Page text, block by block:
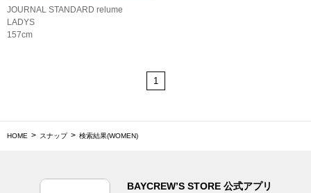
JOURNAL STANDARD relume
LADYS
157cm
1
HOME スナップ 検索結果(WOMEN)
BAYCREW’S STORE 公式アプリ